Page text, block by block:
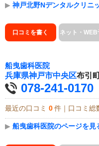
▶ 神戸北野Nデンタルクリニ
口コミを書く ネット・WEB
船曳歯科医院
兵庫県神戸市中央区布引
078-241-0170
最近の口コミ 0 件｜口コミ総
▶ 船曳歯科医院のページを見